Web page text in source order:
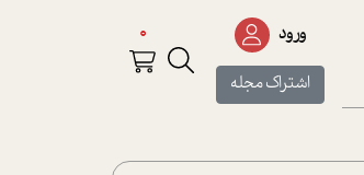
ورود
اشتراک مجله
0